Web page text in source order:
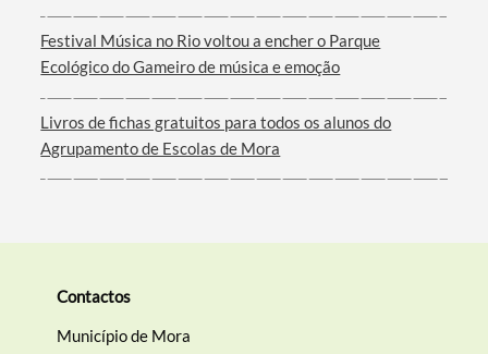
Filtros
Festival Música no Rio voltou a encher o Parque
Ecológico do Gameiro de música e emoção
Livros de fichas gratuitos para todos os alunos do
Agrupamento de Escolas de Mora
Contactos
Município de Mora